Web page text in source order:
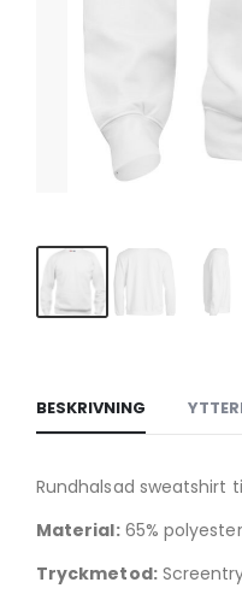
BESKRIVNING
Rundhalsad sweatshirt
Material:65%
Tryckmetod: